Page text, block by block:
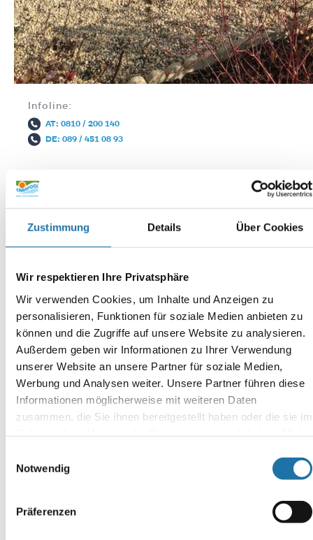
Zustimmung Details Über Cookies
Wir respektieren Ihre Privatsphäre
Wir verwenden Cookies, um Inhalte und Anzeigen zu
personalisieren, Funktionen für soziale Medien anbieten zu
können und die Zugriffe auf unsere Website zu analysieren.
Außerdem geben wir Informationen zu Ihrer Verwendung
unserer Website an unsere Partner für soziale Medien,
Werbung und Analysen weiter. Unsere Partner führen diese
Informationen möglicherweise mit weiteren Daten
zusammen, die Sie ihnen bereitgestellt haben oder die sie im
Notwendig
Präferenzen
Infoline:
AT: 0810 / 200 140
DE: 089 / 451 08 93
Autor:
Anna Hirn
SCHREIBE EINEN KOMMENTAR
Deine E-Mail-Adresse wird nicht veröffentlicht. Erforderliche
Felder sind mit*markiert
Kommentar